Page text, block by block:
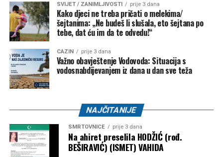
SVIJET / ZANIMLJIVOSTI prije 3 dana
Kako djeci ne treba pričati o melekima/
šejtanima: „Ne budeš li slušala, eto šejtana po
tebe, dat ću im da te odvedu!“
CAZIN prije 3 dana
Važno obavještenje Vodovoda: Situacija s
vodosnabdijevanjem iz dana u dan sve teža
NAJČITANIJE
SMRTOVNICE prije 3 dana
Na ahiret preselila HODŽIĆ (rođ.
BEŠIRAVIĆ) (ISMET) VAHIDA